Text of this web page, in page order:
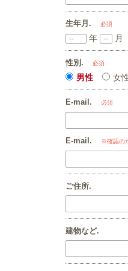
生年月. 必須
年 月
性別. 必須
男性 女
E-mail. 必須
E-mail. ※確認の
ご住所.
建物など.